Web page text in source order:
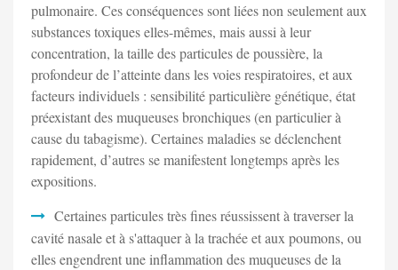
pulmonaire. Ces conséquences sont liées non seulement aux
substances toxiques elles-mêmes, mais aussi à leur
concentration, la taille des particules de poussière, la
profondeur de l’atteinte dans les voies respiratoires, et aux
facteurs individuels : sensibilité particulière génétique, état
préexistant des muqueuses bronchiques (en particulier à
cause du tabagisme). Certaines maladies se déclenchent
rapidement, d’autres se manifestent longtemps après les
expositions.
Certaines particules très fines réussissent à traverser la
cavité nasale et à s'attaquer à la trachée et aux poumons, ou
elles engendrent une inflammation des muqueuses de la